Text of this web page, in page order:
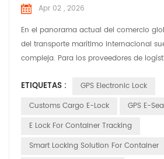
Apr 02 , 2026
En el panorama actual del comercio
del transporte marítimo internacional
compleja. Para los proveedores de
solo en el traslado de mercancías, sino
obstáculos regulatorios y los riesgos de
iniciativas ...
ETIQUETAS :
GPS Electronic Lock
Customs Cargo E-Lock
GPS E-
E Lock For Container Tracking
Smart Locking Solution For Container